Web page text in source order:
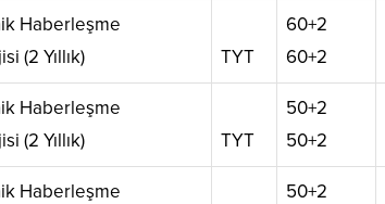
Haberleşme
(2 Yıllık)
TYT
60+2
60+2
Haberleşme
(2 Yıllık)
TYT
50+2
50+2
Haberleşme
50+2